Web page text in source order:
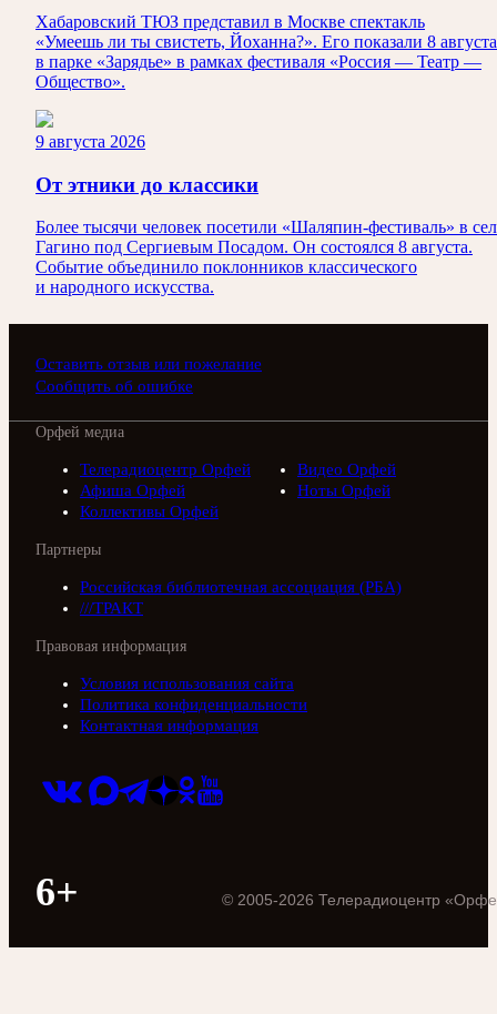
Хабаровский ТЮЗ представил в Москве спектакль
«Умеешь ли ты свистеть, Йоханна?». Его показали 8 августа
в парке «Зарядье» в рамках фестиваля «Россия — Театр —
Общество».
9 августа 2026
От этники до классики
Более тысячи человек посетили «Шаляпин-фестиваль» в
Гагино под Сергиевым Посадом. Он состоялся 8 августа.
Событие объединило поклонников классического
и народного искусства.
Оставить отзыв или пожелание
Сообщить об ошибке
Орфей медиа
Телерадиоцентр Орфей
Видео Орфей
Афиша Орфей
Ноты Орфей
Коллективы Орфей
Партнеры
Российская библиотечная ассоциация (РБА)
///ТРАКТ
Правовая информация
Условия использования сайта
Политика конфиденциальности
Контактная информация
6+ © 2005-2026 Телерадиоцентр